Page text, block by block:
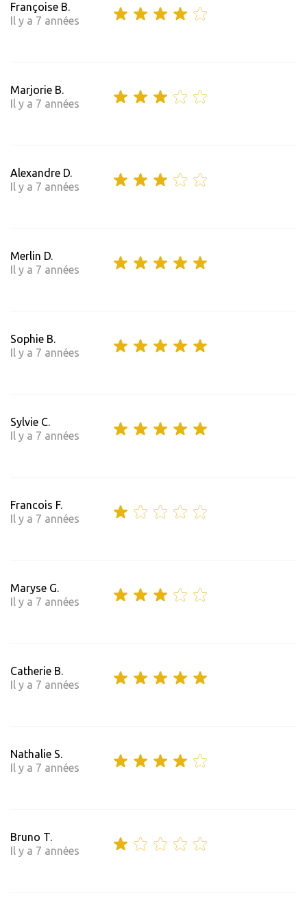
Françoise B.
Il y a 7 années
Marjorie B.
Il y a 7 années
Alexandre D.
Il y a 7 années
Merlin D.
Il y a 7 années
Sophie B.
Il y a 7 années
Sylvie C.
Il y a 7 années
Francois F.
Il y a 7 années
Maryse G.
Il y a 7 années
Catherie B.
Il y a 7 années
Nathalie S.
Il y a 7 années
Bruno T.
Il y a 7 années